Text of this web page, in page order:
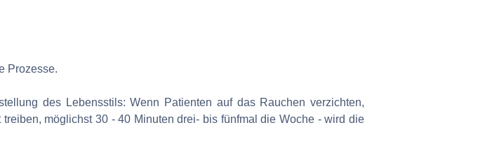
Prozesse.
des Lebensstils: Wenn Patienten auf das Rauchen verzichten,
möglichst 30 - 40 Minuten drei- bis fünfmal die Woche - wird die